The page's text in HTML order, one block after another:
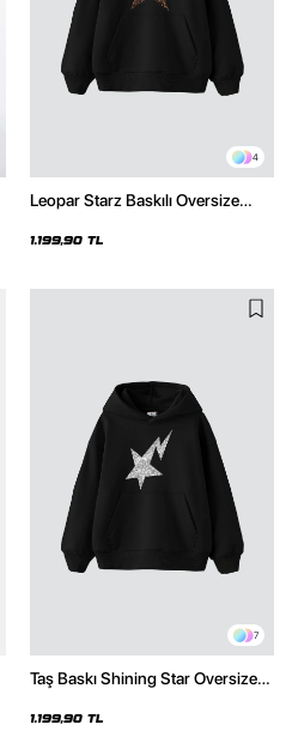
4
Leopar Starz Baskılı Oversize
1.199,90 TL
7
Taş Baskı Shining Star Oversize
1.199,90 TL